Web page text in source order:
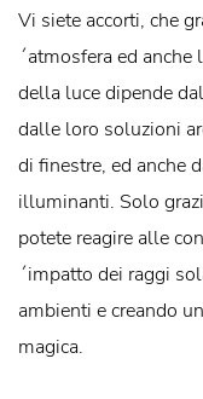
Vi siete accorti, che
´atmosfera ed
della luce dipende
dalle loro soluzioni
di finestre, ed anche
illuminanti. Solo
potete reagire alle
´impatto dei raggi
ambienti e creando
magica.